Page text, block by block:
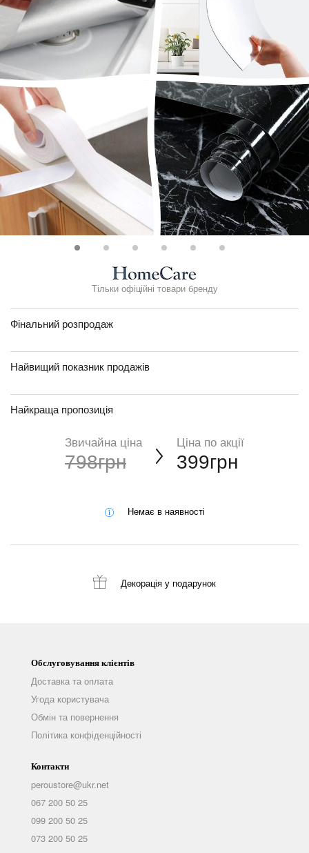
Тільки офіційні товари бренду
Фінальний розпродаж
Найвищий показник продажів
Найкраща пропозиція
Звичайна ціна
798грн
Ціна по акції
399грн
Немає в наявності
Декорація у подарунок
Обслуговування клієнтів
Доставка та оплата
Угода користувача
Обмін та повернення
Політика конфіденційності
Контакти
peroustore@ukr.net
067 200 50 25
099 200 50 25
073 200 50 25